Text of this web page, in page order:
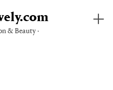
& Beauty ·